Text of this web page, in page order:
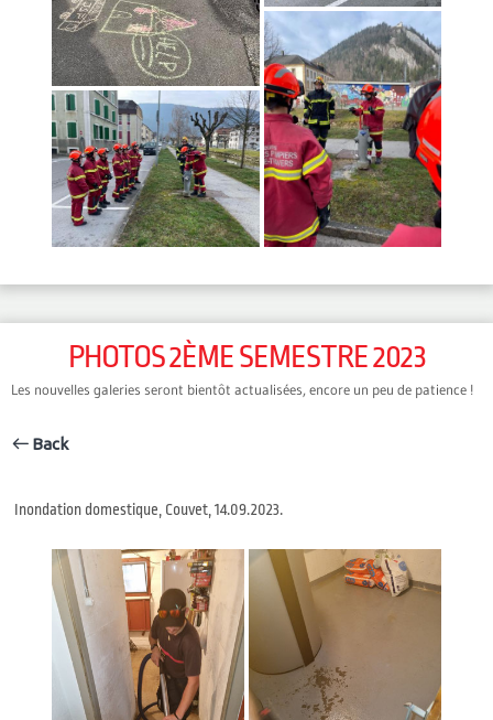
PHOTOS 2ÈME SEMESTRE 2023
Les nouvelles galeries seront bientôt actualisées, encore un peu de patience !
Back
Inondation domestique, Couvet, 14.09.2023.